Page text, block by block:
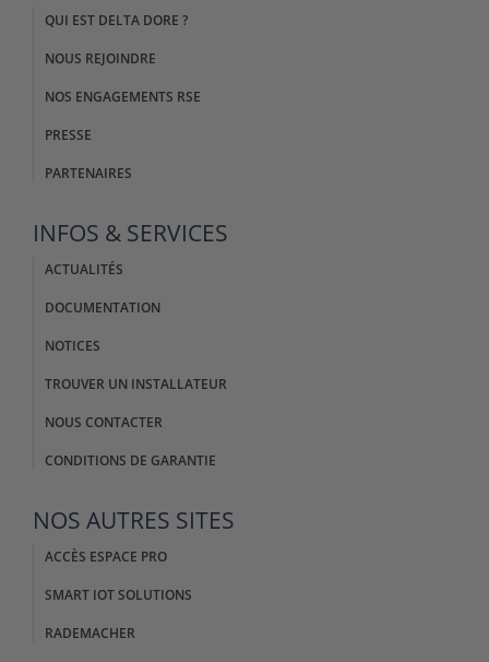
QUI EST DELTA DORE ?
NOUS REJOINDRE
NOS ENGAGEMENTS RSE
PRESSE
PARTENAIRES
INFOS & SERVICES
ACTUALITÉS
DOCUMENTATION
NOTICES
TROUVER UN INSTALLATEUR
NOUS CONTACTER
CONDITIONS DE GARANTIE
NOS AUTRES SITES
ACCÈS ESPACE PRO
SMART IOT SOLUTIONS
RADEMACHER